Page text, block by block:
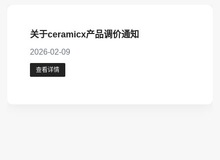
关于ceramicx产品调价通知
2026-02-09
查看详情